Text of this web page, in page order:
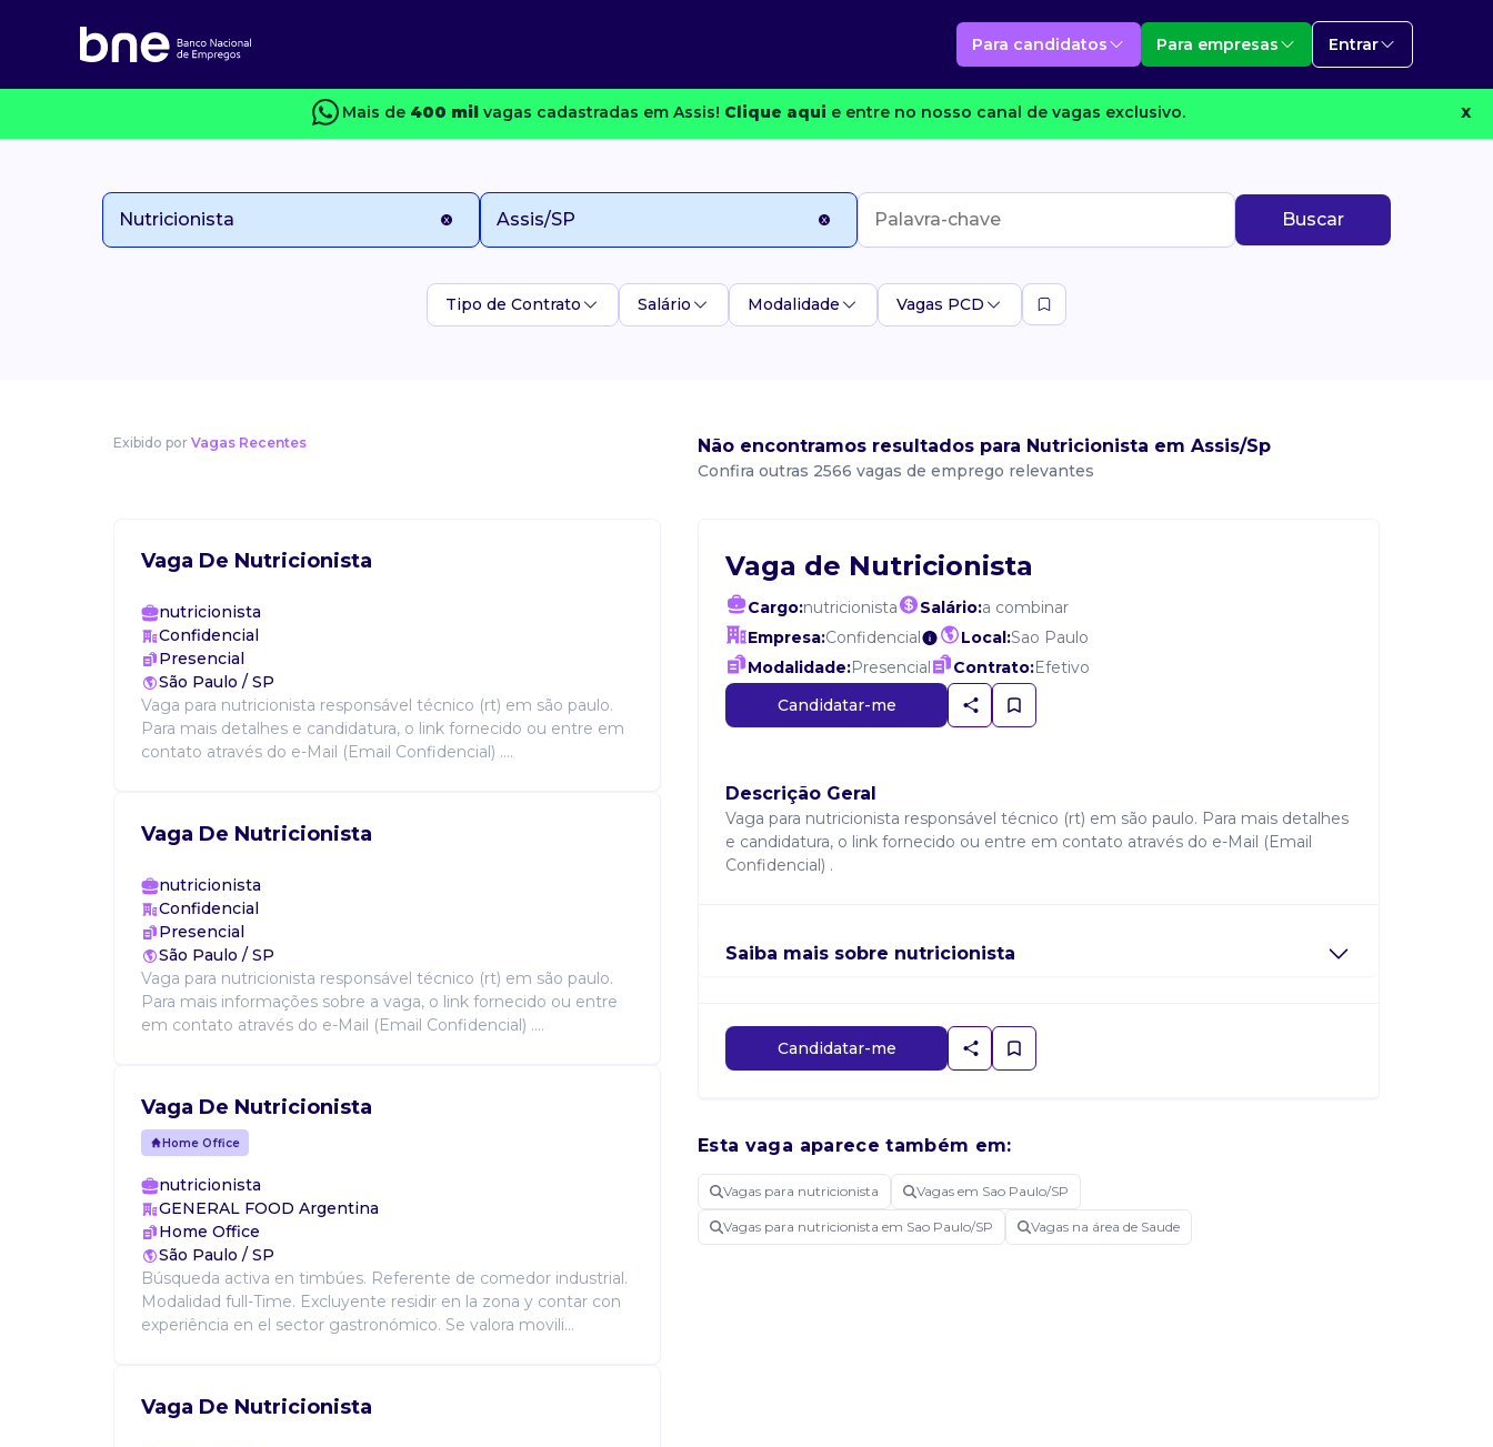
Para candidatos Para empresas Entrar
Mais de 400 milvagas cadastradas em Assis! Clique aqui e entre no nosso canal de vagas exclusivo. X
Buscar
Tipo de Contrato Salário Modalidade Vagas PCD
Exibido por Vagas Recentes Não encontramos resultados para Nutricionista em Assis/Sp
Confira outras 2566 vagas de emprego relevantes
Vaga De Nutricionista
nutricionista
Confidencial
Presencial
São Paulo / SP
Vaga para nutricionista responsável técnico (rt) em são paulo.
Para mais detalhes e candidatura, o link fornecido ou entre em
contato através do e-Mail (Email Confidencial) ....
Vaga De Nutricionista
nutricionista
Confidencial
Presencial
São Paulo / SP
Vaga para nutricionista responsável técnico (rt) em são paulo.
Para mais informações sobre a vaga, o link fornecido ou entre
em contato através do e-Mail (Email Confidencial) ....
Vaga De Nutricionista
Home Office
nutricionista
GENERAL FOOD Argentina
Home Office
São Paulo / SP
Búsqueda activa en timbúes. Referente de comedor industrial.
Modalidad full-Time. Excluyente residir en la zona y contar con
experiência en el sector gastronómico. Se valora movili...
Vaga De Nutricionista
Vaga de Nutricionista
Cargo:nutricionista Salário:a combinar
Empresa:Confidencial Local:Sao Paulo
Modalidade:Presencial Contrato:Efetivo
Candidatar-me
Descrição Geral
Vaga para nutricionista responsável técnico (rt) em são paulo. Para mais detalhes
e candidatura, o link fornecido ou entre em contato através do e-Mail (Email
Confidencial) .
Saiba mais sobre nutricionista
Candidatar-me
Esta vaga aparece também em:
Vagas para nutricionista Vagas em Sao Paulo/SP
Vagas para nutricionista em Sao Paulo/SP Vagas na área de Saude